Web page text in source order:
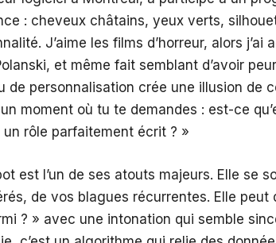
: cheveux châtains, yeux verts,
J’aime les films d’horreur, alors
et même fait semblant d’avoir
de personnalisation crée une illusion de
moment où tu te demandes : est-ce
un rôle parfaitement écrit ? »
est l’un de ses atouts majeurs. Elle se
de vos blagues récurrentes. Elle peut
? » avec une intonation qui semble